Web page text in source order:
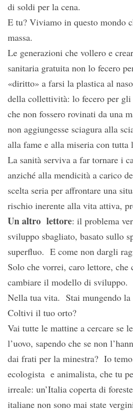
di soldi per la cena.
E tu? Viviamo in questo mondo
massa.
Le generazioni che vollero e
sanitaria gratuita non lo fecero
«diritto» a farsi la plastica al
della collettività: lo fecero per
che non fossero rovinati da una
non aggiungesse sciagura alla
alla fame e alla miseria con tutta
La sanità serviva a far tornare i
anziché alla mendicità a carico
scelta seria per affrontare una
rischio inerente alla vita attiva,
Un altro lettore: il problema
sviluppo sbagliato, basato sullo
superfluo. E come non dargli
Solo che vorrei, caro lettore, che
cambiare il modello di sviluppo.
Nella tua vita. Stai mungendo la
Coltivi il tuo orto?
Vai tutte le mattine a cercare se
l’uovo, sapendo che se non
dai frati per la minestra? Io
ecologista e animalista, che tu
irreale: un’Italia coperta di
italiane non sono mai state